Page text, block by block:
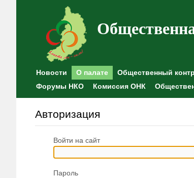
Новости О палате Общественный
Форумы НКО
Комиссия ОНК
Авторизация
Войти на сайт
Пароль